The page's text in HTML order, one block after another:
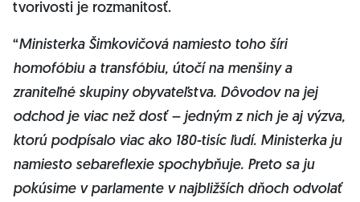
tvorivosti je rozmanitosť.
“Ministerka Šimkovičová namiesto toho šíri
homofóbiu a transfóbiu, útočí na menšiny a
zraniteľné skupiny obyvateľstva. Dôvodov na jej
odchod je viac než dosť – jedným z nich je aj výzva,
ktorú podpísalo viac ako 180-tisíc ľudí. Ministerka ju
namiesto sebareflexie spochybňuje. Preto sa ju
pokúsime v parlamente v najbližších dňoch odvolať